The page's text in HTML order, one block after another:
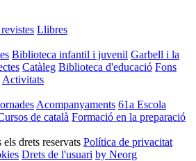
Llibres
Biblioteca infantil i juvenil Garbell i la
Catàleg Biblioteca d'educació Fons
Activitats
Acompanyaments 61a Escola
de català Formació en la preparació
drets reservats Política de privacitat
Drets de l'usuari by Neorg